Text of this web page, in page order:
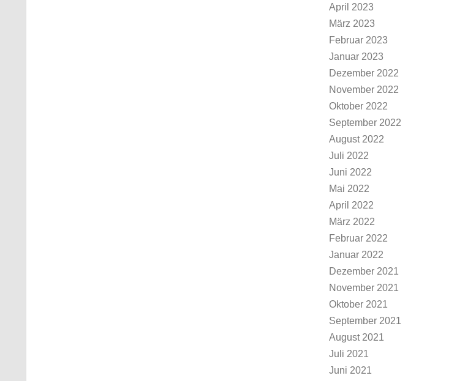
April 2023
März 2023
Februar 2023
Januar 2023
Dezember 2022
November 2022
Oktober 2022
September 2022
August 2022
Juli 2022
Juni 2022
Mai 2022
April 2022
März 2022
Februar 2022
Januar 2022
Dezember 2021
November 2021
Oktober 2021
September 2021
August 2021
Juli 2021
Juni 2021